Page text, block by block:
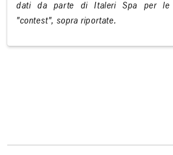
dati da parte di Italeri Spa per le
"contest", sopra riportate.